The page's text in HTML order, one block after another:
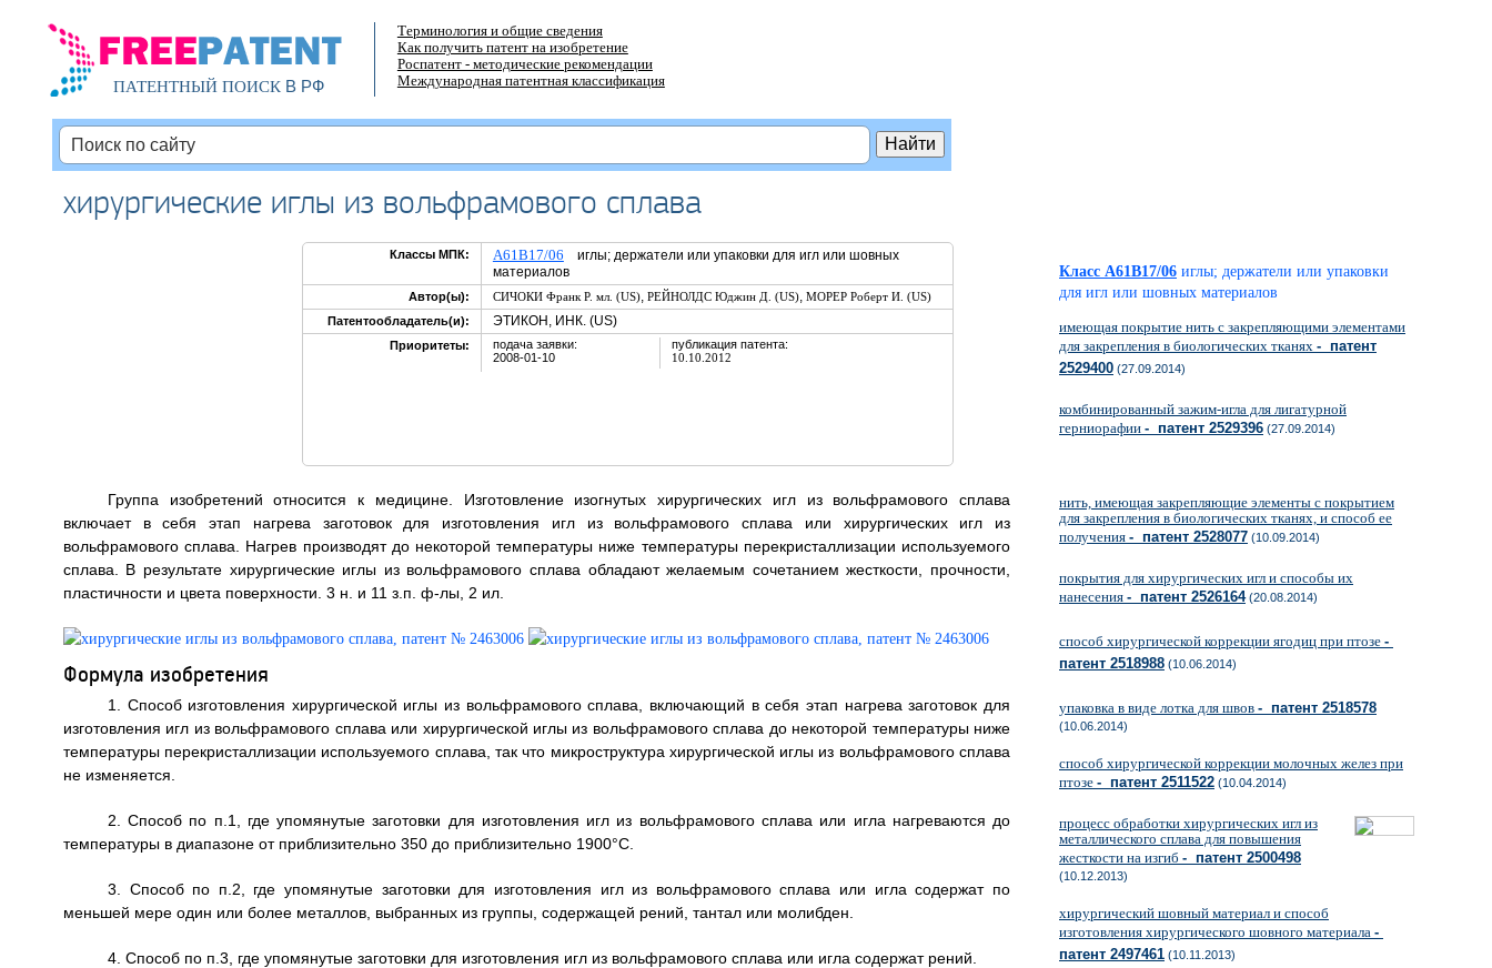
ПАТЕНТНЫЙ ПОИСКВ РФ
Терминология и общие сведения
Как получить патент на изобретение
Роспатент - методические рекомендации
Международная патентная классификация
хирургические иглы из вольфрамового сплава
Классы МПК: A61B17/06 иглы; держатели или упаковки для игл или шовных
материалов
Автор(ы): СИЧОКИ Франк Р. мл. (US), РЕЙНОЛДС Юджин Д. (US), МОРЕР Роберт И. (US)
Патентообладатель(и):
ЭТИКОН, ИНК. (US)
Приоритеты:
подача заявки:
2008-01-10
публикация патента:
10.10.2012
Группа изобретений относится к медицине. Изготовление изогнутых хирургических игл из вольфрамового сплава
включает в себя этап нагрева заготовок для изготовления игл из вольфрамового сплава или хирургических игл из
вольфрамового сплава. Нагрев производят до некоторой температуры ниже температуры перекристаллизации используемого
сплава. В результате хирургические иглы из вольфрамового сплава обладают желаемым сочетанием жесткости, прочности,
пластичности и цвета поверхности. 3 н. и 11 з.п. ф-лы, 2 ил.
Формула изобретения
1. Способ изготовления хирургической иглы из вольфрамового сплава, включающий в себя этап нагрева заготовок для
изготовления игл из вольфрамового сплава или хирургической иглы из вольфрамового сплава до некоторой температуры ниже
температуры перекристаллизации используемого сплава, так что микроструктура хирургической иглы из вольфрамового сплава
не изменяется.
2. Способ по п.1, где упомянутые заготовки для изготовления игл из вольфрамового сплава или игла нагреваются до
температуры в диапазоне от приблизительно 350 до приблизительно 1900°C.
3. Способ по п.2, где упомянутые заготовки для изготовления игл из вольфрамового сплава или игла содержат по
меньшей мере один или более металлов, выбранных из группы, содержащей рений, тантал или молибден.
4. Способ по п.3, где упомянутые заготовки для изготовления игл из вольфрамового сплава или игла содержат рений.
Класс A61B17/06 иглы; держатели или упаковки
для игл или шовных материалов
имеющая покрытие нить с закрепляющими элементами
для закрепления в биологических тканях - патент
2529400 (27.09.2014)
комбинированный зажим-игла для лигатурной
герниорафии - патент 2529396 (27.09.2014)
нить, имеющая закрепляющие элементы с покрытием
для закрепления в биологических тканях, и способ ее
получения - патент 2528077 (10.09.2014)
покрытия для хирургических игл и способы их
нанесения - патент 2526164(20.08.2014)
способ хирургической коррекции ягодиц при птозе -
патент 2518988 (10.06.2014)
упаковка в виде лотка для швов - патент 2518578
(10.06.2014)
способ хирургической коррекции молочных желез при
птозе - патент 2511522 (10.04.2014)
процесс обработки хирургических игл из
металлического сплава для повышения
жесткости на изгиб - патент 2500498
(10.12.2013)
хирургический шовный материал и способ
изготовления хирургического шовного материала -
патент 2497461 (10.11.2013)